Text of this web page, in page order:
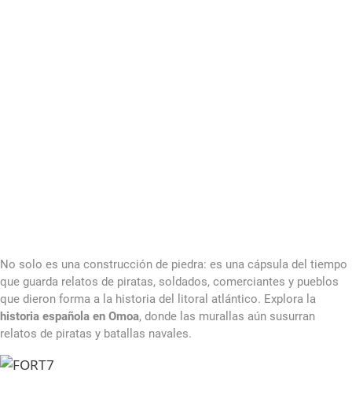
No solo es una construcción de piedra: es una cápsula del tiempo
que guarda relatos de piratas, soldados, comerciantes y pueblos
que dieron forma a la historia del litoral atlántico. Explora la
historia española en Omoa, donde las murallas aún susurran
relatos de piratas y batallas navales.